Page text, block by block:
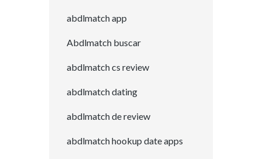
abdlmatch app
Abdlmatch buscar
abdlmatch cs review
abdlmatch dating
abdlmatch de review
abdlmatch hookup date apps